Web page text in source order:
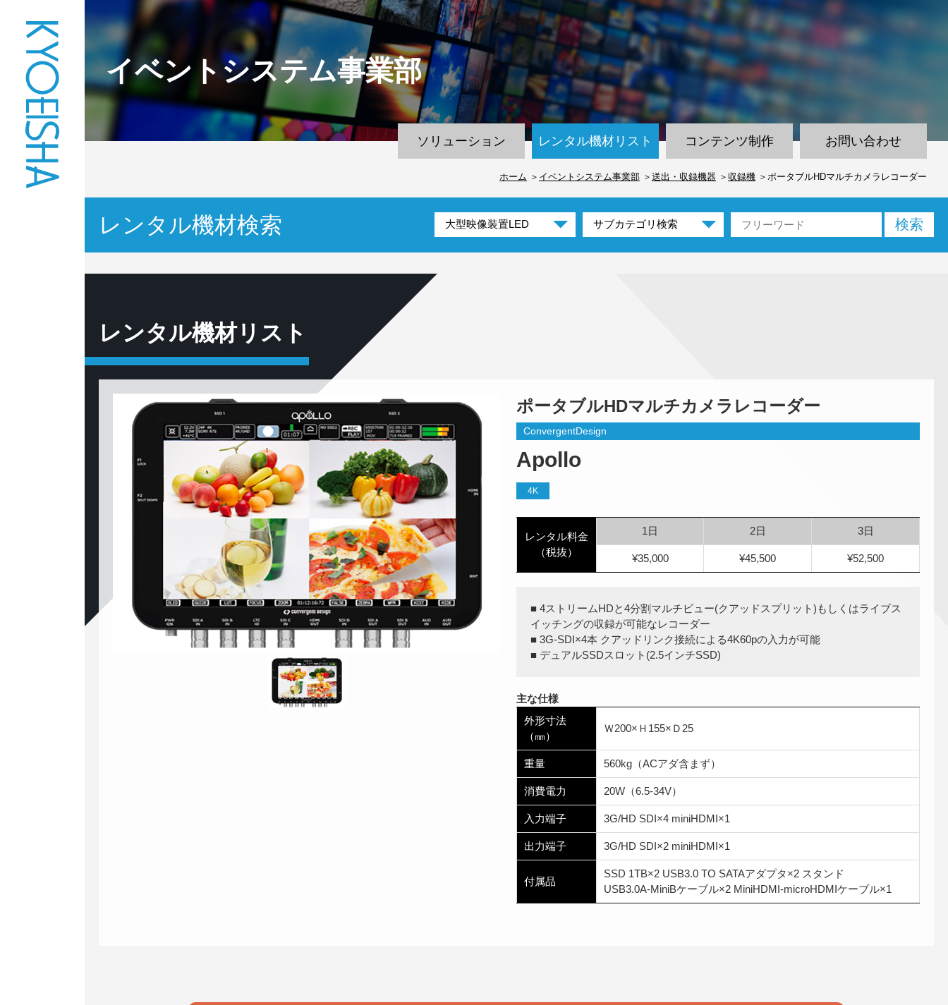
イベントシステム事業部
ソリューション レンタル機材リスト コンテンツ制作 お問い合わせ
ホーム イベントシステム事業部 送出・収録機器 収録機 ポータブルHDマルチカメラレコーダー
レンタル機材検索
レンタル機材リスト
ポータブルHDマルチカメラレコーダー
ConvergentDesign
Apollo
4K
レンタル料金
（税抜）
1日 2日 3日
¥35,000 ¥45,500 ¥52,500
■ 4ストリームHDと4分割マルチビュー(クアッドスプリット)もしくはライブス
イッチングの収録が可能なレコーダー
■ 3G-SDI×4本 クアッドリンク接続による4K60pの入力が可能
■ デュアルSSDスロット(2.5インチSSD)
主な仕様
外形寸法
（㎜）
Ｗ200×Ｈ155×Ｄ25
重量 560kg（ACアダ含まず）
消費電力 20W（6.5-34V）
入力端子 3G/HD SDI×4 miniHDMI×1
出力端子 3G/HD SDI×2 miniHDMI×1
付属品
SSD 1TB×2 USB3.0 TO SATAアダプタ×2 スタンド
USB3.0A-MiniBケーブル×2 MiniHDMI-microHDMIケーブル×1